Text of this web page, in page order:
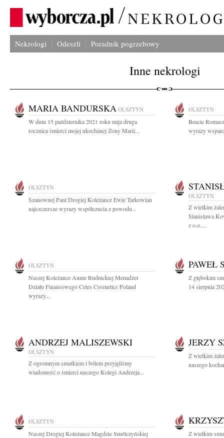
Nekrologi Odeszli Poradnik pogrzebowy
Inne nekrologi
MARIA BANDURSKA OLSZTYN
W dniu 15 października 2021 roku mija druga
rocznica śmierci mojej ukochanej Żony Marii...
OLSZTYN
Beacie
wyrazy
OLSZTYN
Szanownej Pani Drogiej Koleżance Ewie Tarkowian
najszczersze wyrazy współczucia z powodu...
OLSZTYN
Z wielkim
Stanisława
z o.o....
OLSZTYN
Naszej Koleżance Annie Rudnickiej Menadżer
Działu Finansowego Cetes Cosmetics Poland
wyrazy...
PAWEŁ
Z głębokim
14 sierpnia
ANDRZEJ MALISZEWSKI
OLSZTYN
Z ogromnym smutkiem i bólem przyjęliśmy
wiadomość o śmierci naszego Kolegi Andrzeja...
JERZY
Z wielkim
naszego
OLSZTYN
Naszej Drogiej Koleżance Magdzie Smólczyńskiej
Z wielkim